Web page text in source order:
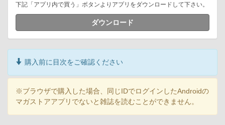
下記「アプリ内で買う」ボタンよりアプリをダウンロードして下さい。
ダウンロード
購入前に目次をご確認ください
※ブラウザで購入した場合、同じIDでログインしたAndroidの
マガストアアプリでないと雑誌を読むことができません。